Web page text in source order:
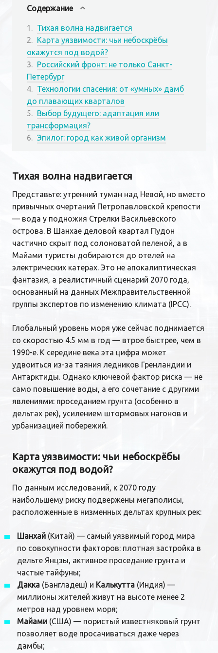
Содержание
Тихая волна надвигается
Карта уязвимости: чьи небоскрёбы
окажутся под водой?
Российский фронт: не только Санкт-
Петербург
Технологии спасения: от «умных» дамб
до плавающих кварталов
Выбор будущего: адаптация или
трансформация?
Эпилог: город как живой организм
Тихая волна надвигается
Представьте: утренний туман над Невой, но вместо
привычных очертаний Петропавловской крепости
— вода у подножия Стрелки Васильевского
острова. В Шанхае деловой квартал Пудон
частично скрыт под солоноватой пеленой, а в
Майами туристы добираются до отелей на
электрических катерах. Это не апокалиптическая
фантазия, а реалистичный сценарий 2070 года,
основанный на данных Межправительственной
группы экспертов по изменению климата (IPCC).
Глобальный уровень моря уже сейчас поднимается
со скоростью 4.5 мм в год — втрое быстрее, чем в
1990-е. К середине века эта цифра может
удвоиться из-за таяния ледников Гренландии и
Антарктиды. Однако ключевой фактор риска — не
само повышение воды, а его сочетание с другими
явлениями: проседанием грунта (особенно в
дельтах рек), усилением штормовых нагонов и
урбанизацией побережий.
Карта уязвимости: чьи небоскрёбы
окажутся под водой?
По данным исследований, к 2070 году
наибольшему риску подвержены мегаполисы,
расположенные в низменных дельтах крупных рек:
Шанхай (Китай) — самый уязвимый город мира
по совокупности факторов: плотная застройка в
дельте Янцзы, активное проседание грунта и
частые тайфуны;
Дакка (Бангладеш) и Калькутта (Индия) —
миллионы жителей живут на высоте менее 2
метров над уровнем моря;
Майами (США) — пористый известняковый грунт
позволяет воде просачиваться даже через
дамбы;